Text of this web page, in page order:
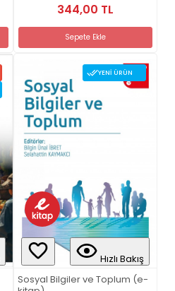
344,00 TL
Sepete Ekle
YENI ÜRÜN
Hızlı Bakış
Sosyal Bilgiler ve Toplum (e-